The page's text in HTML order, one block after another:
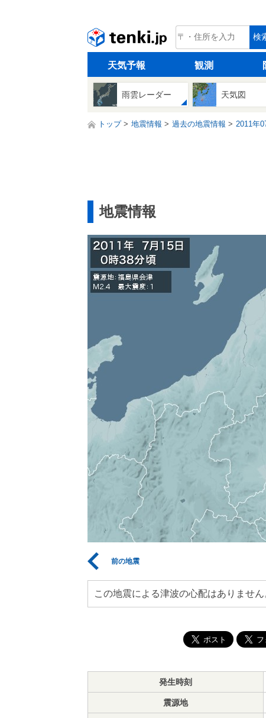
tenki.jp 検
天気予報 観測
雨雲レーダー 天気図
トップ 地震情報 過去の地震情報 2011年
地震情報
前の地震
この地震による津波の心配はありません
発生時刻
震源地